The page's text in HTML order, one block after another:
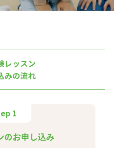
レッスン
みの流れ
1
のお申し込み